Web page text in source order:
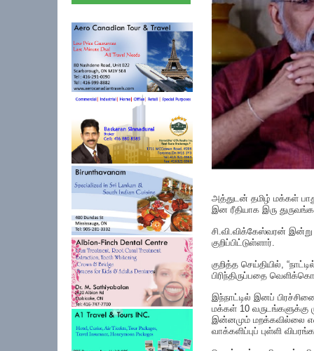
அத்துடன் தமிழ் மக்கள்
இன ரீதியாக இரு
சி.வி.விக்கேஸ்வரன் இன்று
குறிப்பிட்டுள்ளார்.
குறித்த செய்தியில்,
பிரிந்திருப்பதை
இந்நாட்டில் இனப்
மக்கள் 10
இன்னமும் மறக்கவில்லை
வாக்களிப்புப் புள்ளி